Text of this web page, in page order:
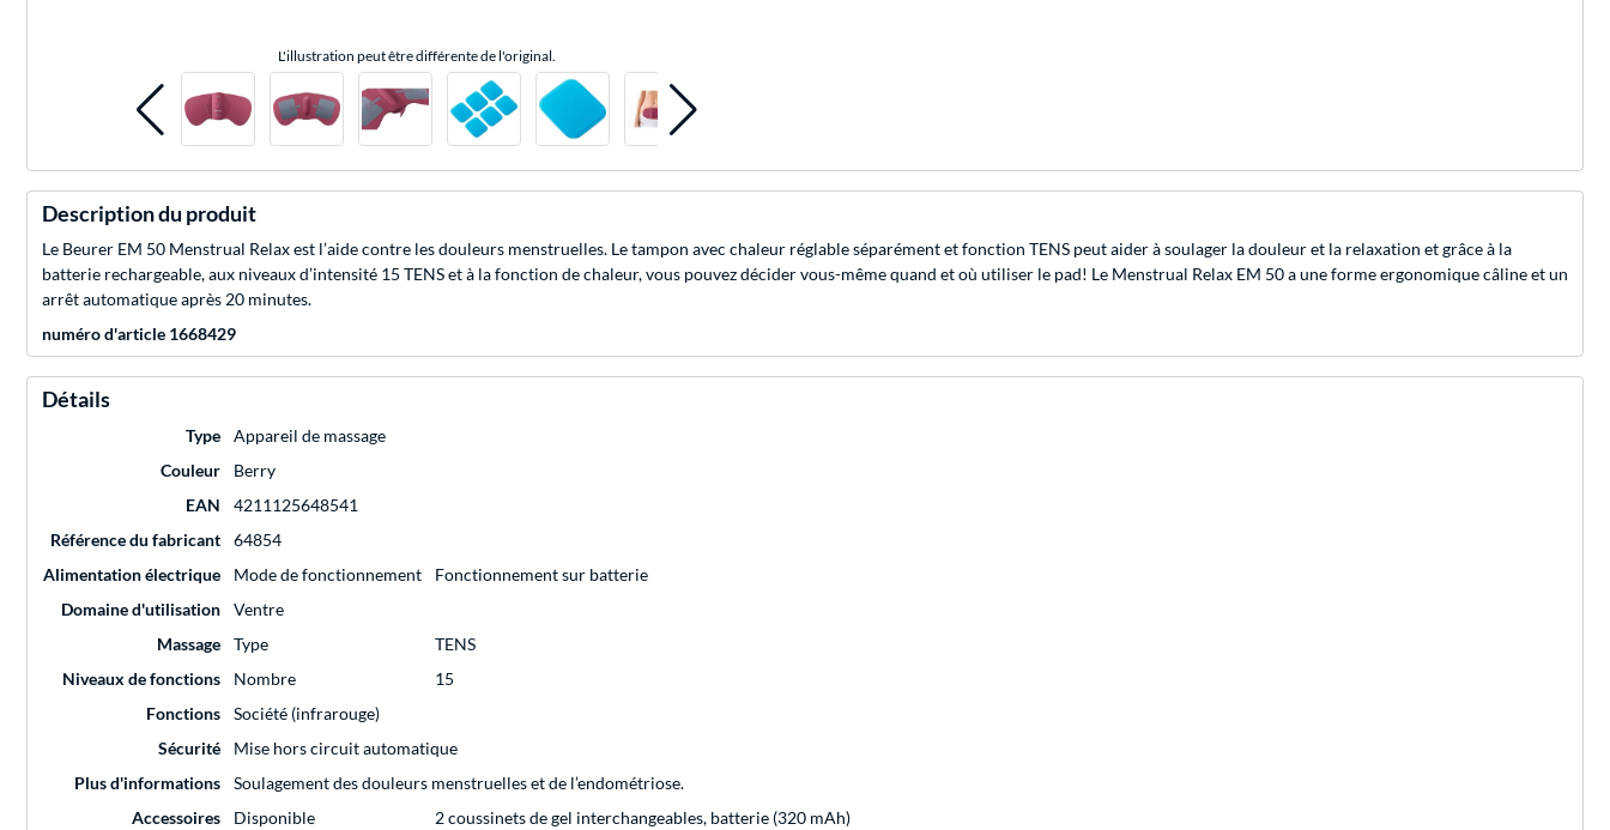
L'illustration peut être différente de l'original.
Description du produit
Le Beurer EM 50 Menstrual Relax est l’aide contre les douleurs menstruelles. Le tampon avec chaleur réglable séparément et fonction TENS peut aider à soulager la douleur et la relaxation et grâce à la
batterie rechargeable, aux niveaux d’intensité 15 TENS et à la fonction de chaleur, vous pouvez décider vous-même quand et où utiliser le pad! Le Menstrual Relax EM 50 a une forme ergonomique câline et un
arrêt automatique après 20 minutes.
numéro d'article 1668429
Détails
Type
Appareil de massage
Couleur
Berry
EAN
4211125648541
Référence du fabricant
64854
Alimentation électrique
Mode de fonctionnement
Fonctionnement sur batterie
Domaine d'utilisation
Ventre
Massage
Type
TENS
Niveaux de fonctions
Nombre
15
Fonctions
Société (infrarouge)
Sécurité
Mise hors circuit automatique
Plus d'informations
Soulagement des douleurs menstruelles et de l’endométriose.
Accessoires
Disponible
2 coussinets de gel interchangeables, batterie (320 mAh)